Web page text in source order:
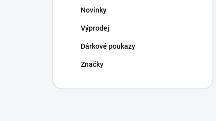
Novinky
Výprodej
Dárkové poukazy
Značky